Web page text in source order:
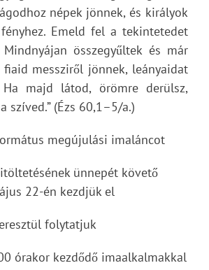
népek jönnek, és királyok
Emeld fel a tekintetedet
összegyűltek és már
fiaid messziről jönnek, leányaidat
majd látod, örömre derülsz,
szíved.” (Ézs 60,1–5/a.)
megújulási imaláncot
ünnepét követő
22-én kezdjük el
folytatjuk
órakor kezdődő imaalkalmakkal